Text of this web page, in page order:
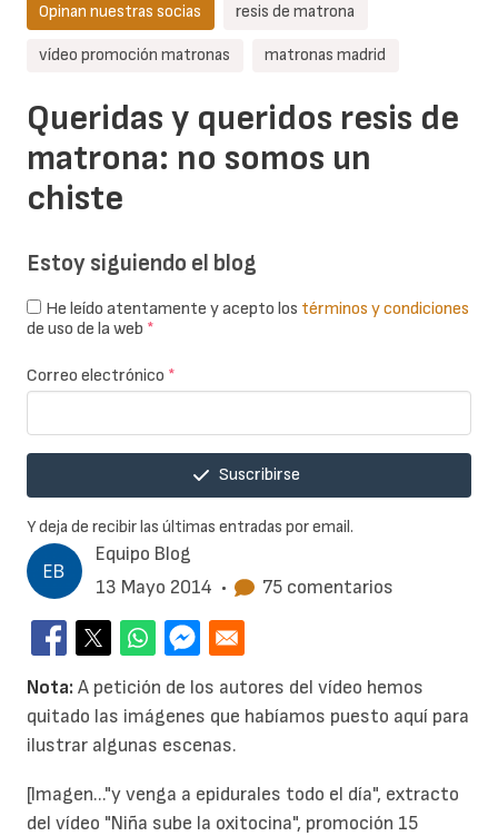
Equipo Blog
13 Mayo 2014 • 75 comentarios
Queridas y queridos resis de
matrona: no somos un
chiste
Opinan nuestras socias resis de matrona
vídeo promoción matronas matronas madrid
Nota: A petición de los autores del vídeo hemos
quitado las imágenes que habíamos puesto aquí para
ilustrar algunas escenas.
[Imagen..."y venga a epidurales todo el día", extracto
del vídeo "Niña sube la oxitocina", promoción 15
Estoy siguiendo el blog
He leído atentamente y acepto los términos y condiciones
de uso de la web *
Correo electrónico *
Suscribirse
Y deja de recibir las últimas entradas por email.